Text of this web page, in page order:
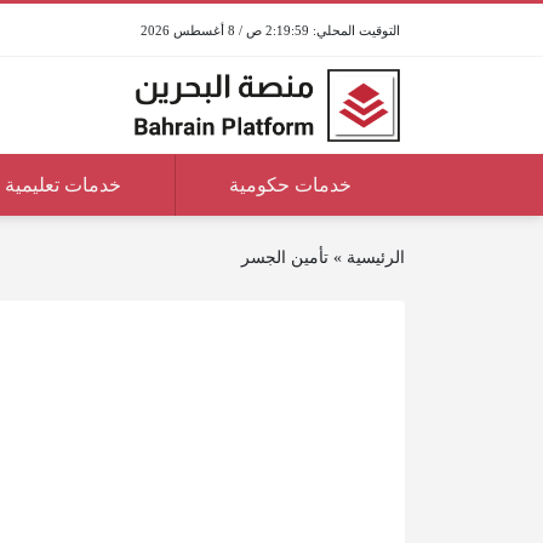
2:19:59 ص / 8 أغسطس 2026
خدمات حكومية خدمات تعليمية
الرئيسية »تأمين الجسر